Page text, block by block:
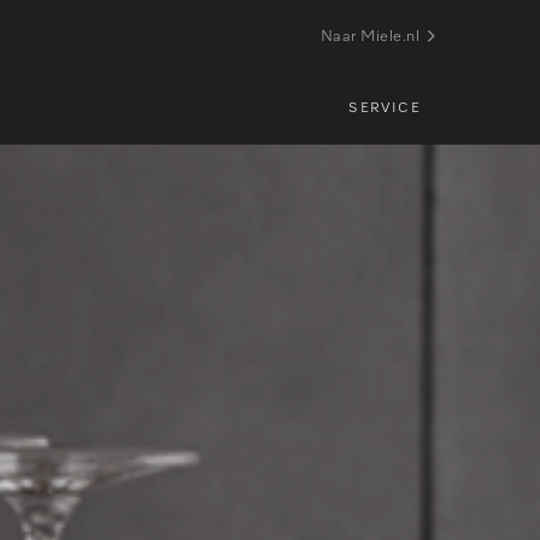
Naar Miele.nl
SERVICE